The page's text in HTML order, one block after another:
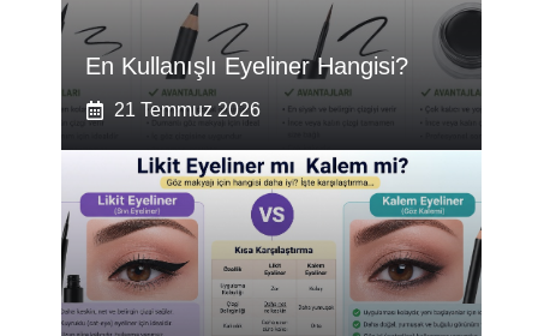
En Kullanışlı Eyeliner Hangisi?
21 Temmuz 2026